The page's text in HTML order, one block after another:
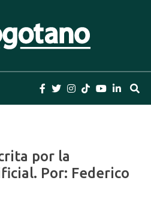
de la Casa Editorial el
y Libros
por la
Por: Federico